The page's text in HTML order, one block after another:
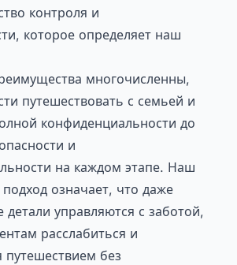
контроля и
которое определяет наш
многочисленны,
путешествовать с семьей и
конфиденциальности до
и
на каждом этапе. Наш
означает, что даже
детали управляются с заботой,
расслабиться и
путешествием без